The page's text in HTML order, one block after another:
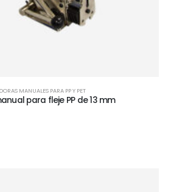
MANUALES PARA PP Y PET
para fleje PP de 13 mm